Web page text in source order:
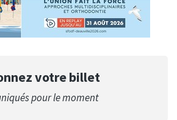
votre billet
pour le moment